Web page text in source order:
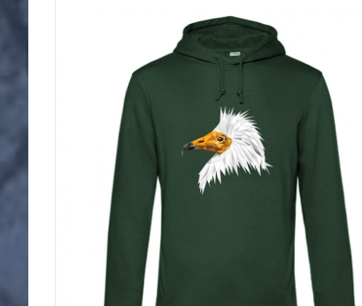
variantes.
Las
opciones
se
elegir
la
página
de
producto